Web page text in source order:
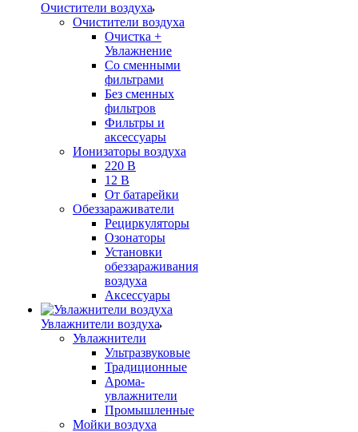
Очистители воздуха
Очистители воздуха
Очистка +
Увлажнение
Cо сменными
фильтрами
Без сменных
фильтров
Фильтры и
аксессуары
Ионизаторы воздуха
220 В
12 В
От батарейки
Обеззараживатели
Рециркуляторы
Озонаторы
Установки
обеззараживания
воздуха
Аксессуары
Увлажнители воздуха
Увлажнители
Ультразвуковые
Традиционные
Арома-
увлажнители
Промышленные
Мойки воздуха